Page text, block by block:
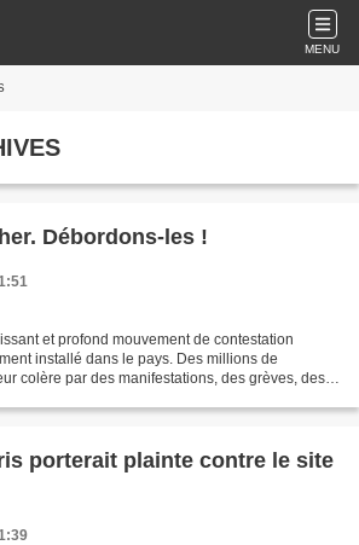
MENU
Débordons-les !
et profond mouvement de contestation
installé dans le pays. Des millions de
colère par des manifestations, des grèves, des
porterait plainte contre le site